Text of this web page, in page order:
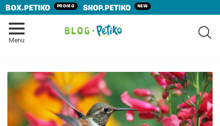
BOX.PETIKO PROMO SHOP.PETIKO NEW
Menu